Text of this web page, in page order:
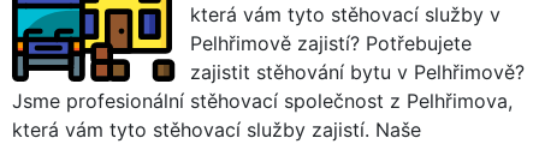
která vám tyto stěhovací služby v
Pelhřimově zajistí? Potřebujete
zajistit stěhování bytu v Pelhřimově?
Jsme profesionální stěhovací společnost z Pelhřimova,
která vám tyto stěhovací služby zajistí. Naše